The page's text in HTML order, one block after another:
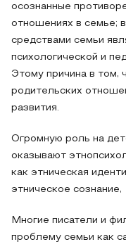
осознанные
отношениях в семье;
средствами семьи
психологической и
Этому причина в том,
родительских
развития.
Огромную роль на
оказывают
как этническая
этническое сознание,
Многие писатели и
проблему семьи как